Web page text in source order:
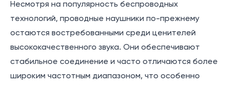
Несмотря на популярность беспроводных
технологий, проводные наушники по-прежнему
остаются востребованными среди ценителей
высококачественного звука. Они обеспечивают
стабильное соединение и часто отличаются более
широким частотным диапазоном, что особенно